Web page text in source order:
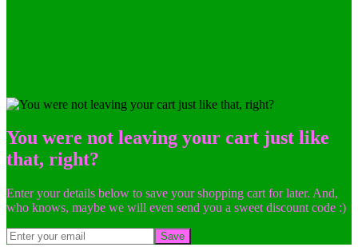
You were not leaving your cart just like
that, right?
Enter your details below to save your shopping cart for later. And,
who knows, maybe we will even send you a sweet discount code :)
Save